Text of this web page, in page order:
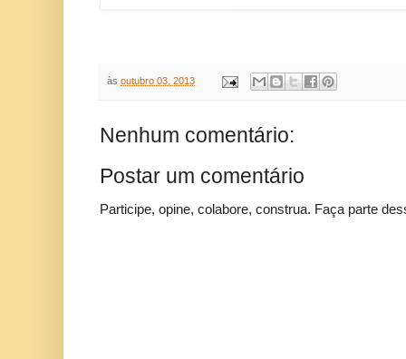
às outubro 03, 2013
Nenhum comentário:
Postar um comentário
Participe, opine, colabore, construa. Faça parte